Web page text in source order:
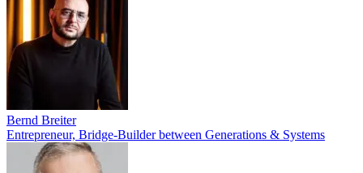
Bernd Breiter
Entrepreneur, Bridge-Builder between Generations & Systems